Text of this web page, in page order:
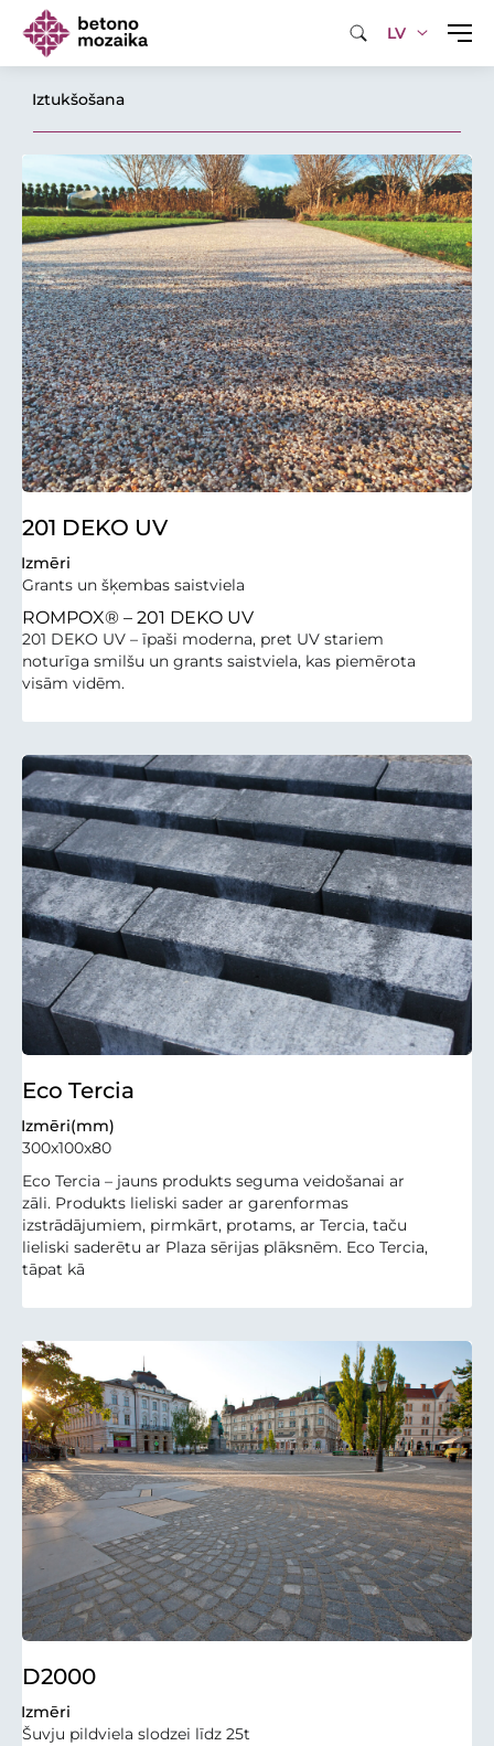
LV
Iztukšošana
201 DEKO UV
Izmēri
Grants un šķembas saistviela
ROMPOX® – 201 DEKO UV
201 DEKO UV – īpaši moderna, pret UV stariem
noturīga smilšu un grants saistviela, kas piemērota
visām vidēm.
Eco Tercia
Izmēri(mm)
300x100x80
Eco Tercia – jauns produkts seguma veidošanai ar
zāli. Produkts lieliski sader ar garenformas
izstrādājumiem, pirmkārt, protams, ar Tercia, taču
lieliski saderētu ar Plaza sērijas plāksnēm. Eco Tercia,
tāpat kā
D2000
Izmēri
Šuvju pildviela slodzei līdz 25t